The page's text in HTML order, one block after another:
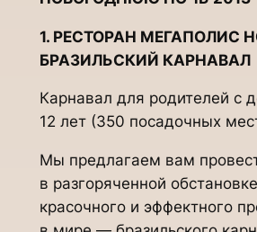
1. РЕСТОРАН МЕГАПОЛИС
БРАЗИЛЬСКИЙ КАРНАВАЛ
Карнавал для родителей с
12 лет (350 посадочных
Мы предлагаем вам
в разгоряченной
красочного и эффектного